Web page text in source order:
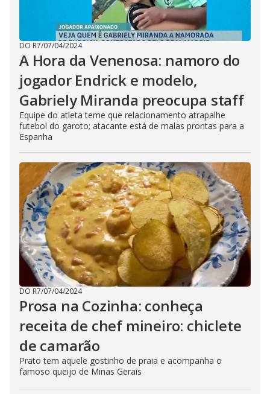
DO R7/07/04/2024
A Hora da Venenosa: namoro do
jogador Endrick e modelo,
Gabriely Miranda preocupa staff
Equipe do atleta teme que relacionamento atrapalhe
futebol do garoto; atacante está de malas prontas para a
Espanha
DO R7/07/04/2024
Prosa na Cozinha: conheça
receita de chef mineiro: chiclete
de camarão
Prato tem aquele gostinho de praia e acompanha o
famoso queijo de Minas Gerais